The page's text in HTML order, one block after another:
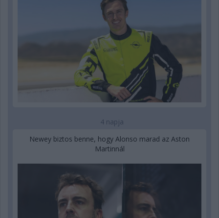
4 napja
Newey biztos benne, hogy Alonso marad az Aston
Martinnál